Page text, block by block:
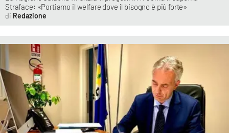
Straface: «Portiamo il welfare dove il bisogno è più forte»
Redazione